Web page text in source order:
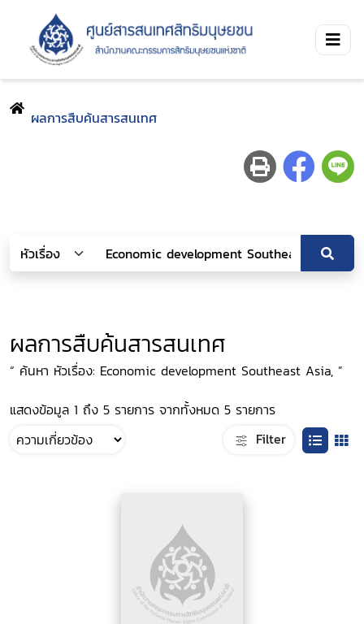
ผลการสืบค้นสารสนเทศ
ผลการสืบค้นสารสนเทศ
“ ค้นหา หัวเรื่อง: Economic development Southeast Asia, ”
แสดงข้อมูล 1 ถึง 5 รายการ จากทั้งหมด 5 รายการ
Filter